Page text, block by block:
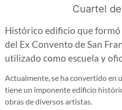
Cuartel
Histórico edificio que formó
del Ex Convento de San
utilizado como escuela y
Actualmente, se ha convertido en
tiene un imponente edificio
obras de diversos artistas.